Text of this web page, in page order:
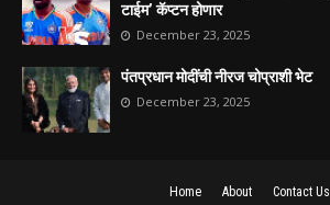
टाईम’ कॅप्टन होणार
December 23, 2025
पंतप्रधान मोदींची नीरज चोप्राशी भेट
December 23, 2025
Home About Contact Us